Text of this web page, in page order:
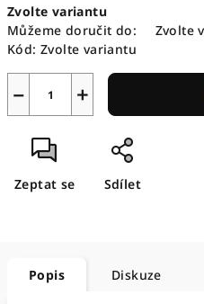
cena:
Zvolte variantu
Můžeme doručit do:
Zvolte
Kód: Zvolte variantu
+
−
Zeptat se Sdílet
Popis Diskuze